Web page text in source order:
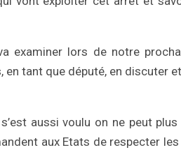
examiner lors de notre
tant que député, en discuter
aussi voulu on ne peut
aux Etats de respecter